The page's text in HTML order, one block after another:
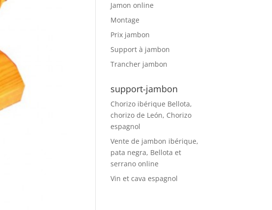
Jamon online
Montage
Prix jambon
Support à jambon
Trancher jambon
support-jambon
Chorizo ibérique Bellota,
chorizo de León, Chorizo
espagnol
Vente de jambon ibérique,
pata negra, Bellota et
serrano online
Vin et cava espagnol